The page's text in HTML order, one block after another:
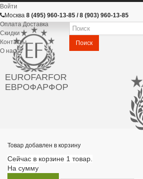
Войти
Москва 8 (495) 960-13-85 / 8 (903) 960-13-85
Оплата Доставка
Скидки
Контакты
О нас
EUROFARFOR
ЕВРОФАРФОР
Поиск
Товар добавлен в корзину
Сейчас в корзине 1 товар.
На сумму